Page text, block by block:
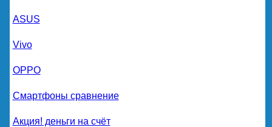
ASUS
Vivo
OPPO
Смартфоны сравнение
Акция! деньги на счёт